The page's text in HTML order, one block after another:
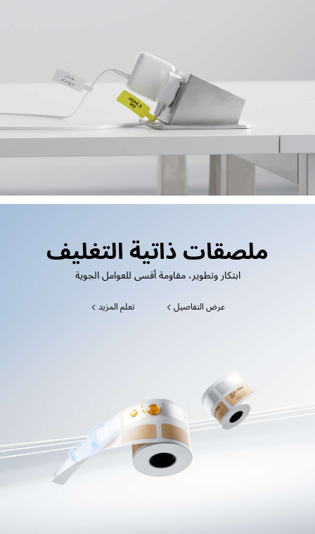
ملصقات ذاتية التغليف
ابتكار وتطوير، مقاومة أقسى للعوامل الجوية
عرض التفاصيل تعلم المزيد